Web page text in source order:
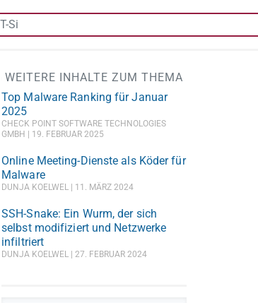
WEITERE INHALTE ZUM THEMA
Top Malware Ranking für Januar
2025
CHECK POINT SOFTWARE TECHNOLOGIES
GMBH
19. FEBRUAR 2025
Online Meeting-Dienste als Köder für
Malware
DUNJA KOELWEL 11. MÄRZ 2024
SSH-Snake: Ein Wurm, der sich
selbst modifiziert und Netzwerke
infiltriert
DUNJA KOELWEL 27. FEBRUAR 2024